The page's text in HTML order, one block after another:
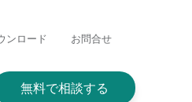
ンロード お問合せ
無料で相談する